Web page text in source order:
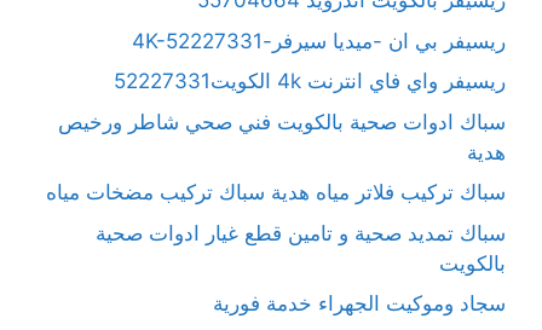
ريسيفر بي ان -ميديا سيرفر-4K-52227331
ريسيفر واي فاي انترنت 4k الكويت52227331
سباك ادوات صحية بالكويت فني صحي شاطر ورخيص
هدية
سباك تركيب فلاتر مياه هدية سباك تركيب مضخات مياه
سباك تمديد صحية و تامين قطع غيار ادوات صحية
بالكويت
سجاد وموكيت الجهراء خدمة فورية